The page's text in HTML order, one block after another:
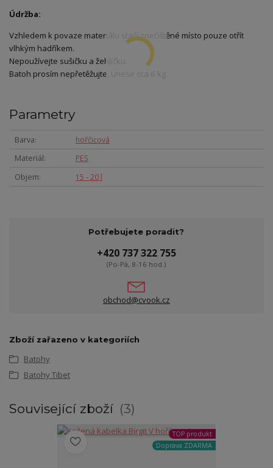
Údržba:
Vzhledem k povaze materiálu stačí znečištěné místo pouze otřít
vlhkým hadříkem.
Nepoužívejte sušičku a žehličku.
Batoh prosím nepřetěžujte, unese cca 6 kg.
Parametry
Barva
hořčicová
Materiál
PES
Objem
15 - 20 l
Potřebujete poradit?
+420 737 322 755
(Po-Pá, 8-16 hod.)
obchod@cvook.cz
Zboží zařazeno v kategoriích
Batohy
Batohy Tibet
Související zboží 3
TOP produkt
Doprava ZDARMA